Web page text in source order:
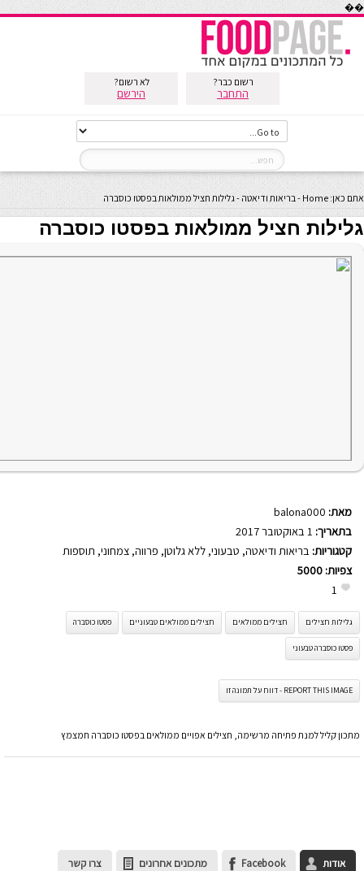
��
רשום כבר?
התחבר
לא רשום?
הירשם
אתם כאן: Home
-בריאות ודיאטה -גלילות חציל ממולאות בפסטו כוסברה
גלילות חציל ממולאות בפסטו כוסברה
מאת: balona000
בתאריך:
קטגוריות: בריאות ודיאטה, טבעוני, ללא גלוטן, פרווה, צמחוני, תוספות
צפיות: 5000
1
גלילות חצילים חצילים ממולאים חצילים ממולאים טבעוניים פסטו כוסברה
פסטו כוסברה טבעוני
REPORT THIS IMAGE - דווח על תמונה זו
מתכון קליל למנת פתיחה מרשימה, חצילים אפויים ממולאים בפסטו כוסברה חמצמץ
אודות Facebook מתכונים אחרונים צרו קשר